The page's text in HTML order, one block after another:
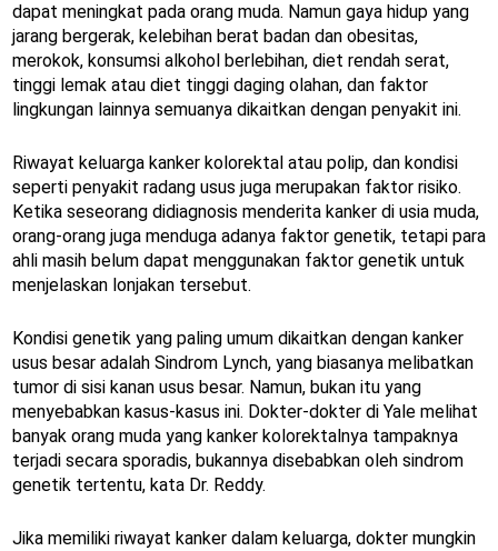
dapat meningkat pada orang muda. Namun gaya hidup yang
jarang bergerak, kelebihan berat badan dan obesitas,
merokok, konsumsi alkohol berlebihan, diet rendah serat,
tinggi lemak atau diet tinggi daging olahan, dan faktor
lingkungan lainnya semuanya dikaitkan dengan penyakit ini.
Riwayat keluarga kanker kolorektal atau polip, dan kondisi
seperti penyakit radang usus juga merupakan faktor risiko.
Ketika seseorang didiagnosis menderita kanker di usia muda,
orang-orang juga menduga adanya faktor genetik, tetapi para
ahli masih belum dapat menggunakan faktor genetik untuk
menjelaskan lonjakan tersebut.
Kondisi genetik yang paling umum dikaitkan dengan kanker
usus besar adalah Sindrom Lynch, yang biasanya melibatkan
tumor di sisi kanan usus besar. Namun, bukan itu yang
menyebabkan kasus-kasus ini. Dokter-dokter di Yale melihat
banyak orang muda yang kanker kolorektalnya tampaknya
terjadi secara sporadis, bukannya disebabkan oleh sindrom
genetik tertentu, kata Dr. Reddy.
Jika memiliki riwayat kanker dalam keluarga, dokter mungkin